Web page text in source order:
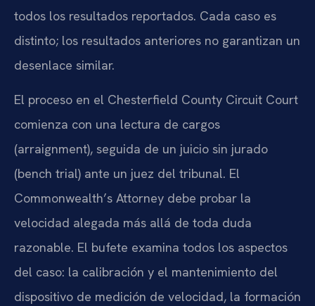
todos los resultados reportados. Cada caso es
distinto; los resultados anteriores no garantizan un
desenlace similar.
El proceso en el Chesterfield County Circuit Court
comienza con una lectura de cargos
(arraignment), seguida de un juicio sin jurado
(bench trial) ante un juez del tribunal. El
Commonwealth’s Attorney debe probar la
velocidad alegada más allá de toda duda
razonable. El bufete examina todos los aspectos
del caso: la calibración y el mantenimiento del
dispositivo de medición de velocidad, la formación